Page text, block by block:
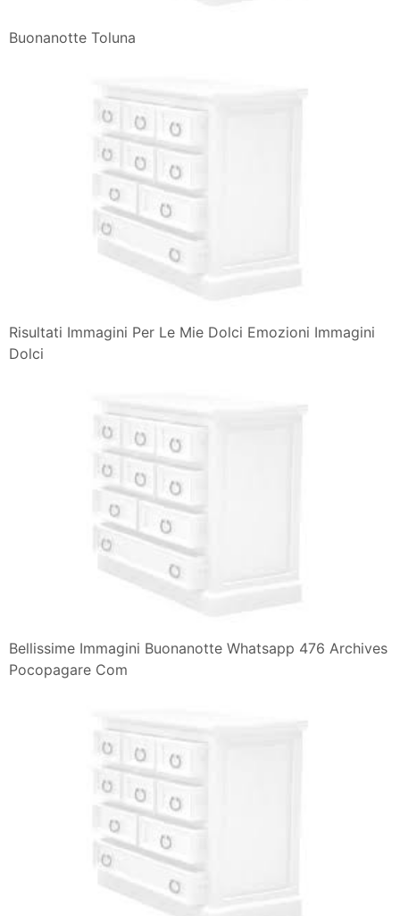
Buonanotte Toluna
Risultati Immagini Per Le Mie Dolci Emozioni Immagini
Dolci
Bellissime Immagini Buonanotte Whatsapp 476 Archives
Pocopagare Com